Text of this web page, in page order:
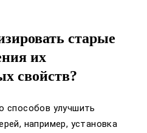
старые
их
свойств?
способов улучшить
например, установка